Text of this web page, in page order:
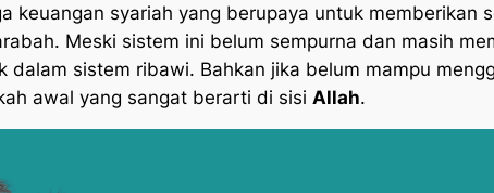
keuangan syariah yang berupaya untuk memberikan
Meski sistem ini belum sempurna dan masih
sistem ribawi. Bahkan jika belum mampu
awal yang sangat berarti di sisi Allah.